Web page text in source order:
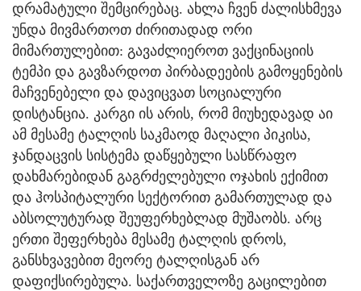
დრამატული შემცირებაც. ახლა ჩვენ ძალისხმევა
უნდა მივმართოთ ძირითადად ორი
მიმართულებით: გავაძლიეროთ ვაქცინაციის
ტემპი და გავზარდოთ პირბადეების გამოყენების
მაჩვენებელი და დავიცვათ სოციალური
დისტანცია. კარგი ის არის, რომ მიუხედავად აი
ამ მესამე ტალღის საკმაოდ მაღალი პიკისა,
ჯანდაცვის სისტემა დაწყებული სასწრაფო
დახმარებიდან გაგრძელებული ოჯახის ექიმით
და ჰოსპიტალური სექტორით გამართულად და
აბსოლუტურად შეუფერხებლად მუშაობს. არც
ერთი შეფერხება მესამე ტალღის დროს,
განსხვავებით მეორე ტალღისგან არ
დაფიქსირებულა. საქართველოზე გაცილებით